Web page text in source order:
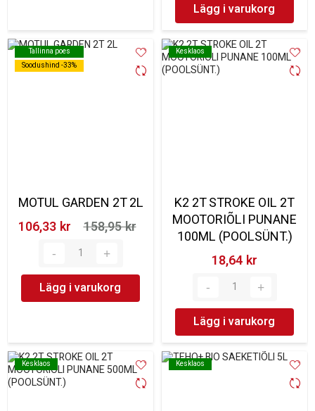
Lägg i varukorg
Tallinna poes
Soodushind -33%
Tallinna poes
Soodushind -33%
MOTUL GARDEN 2T 2L
106,33 kr‎
158,95 kr‎
Lägg i varukorg
Kesklaos
Kesklaos
K2 2T STROKE OIL 2T
MOOTORIÕLI PUNANE
100ML (POOLSÜNT.)
18,64 kr‎
Lägg i varukorg
Kesklaos
Kesklaos Kesklaos
Kesklaos